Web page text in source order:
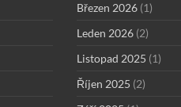
Březen 2026 (1)
Leden 2026 (2)
Listopad 2025 (1)
Říjen 2025 (2)